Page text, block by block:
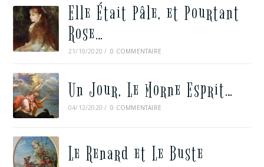
Elle Était Pâle, et Pourtant
Rose…
21/10/2020 / 0 COMMENTAIRE
Un Jour, Le Morne Esprit…
04/12/2020 / 0 COMMENTAIRE
Le Renard et Le Buste